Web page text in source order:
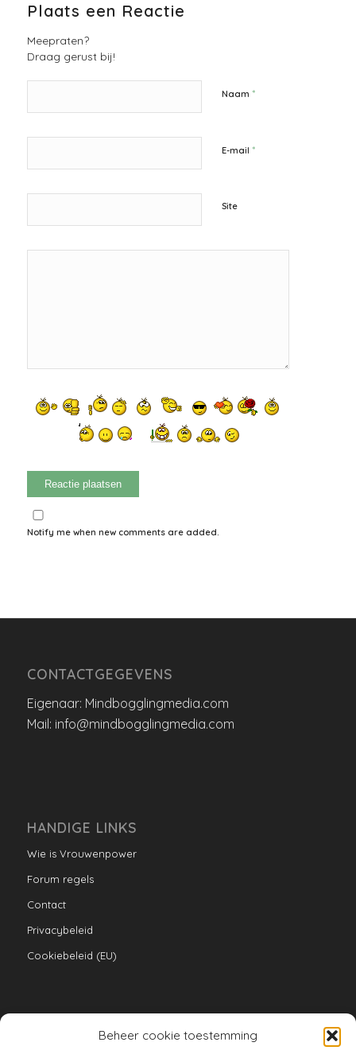
Beheer cookie toestemming
Plaats een Reactie
Meepraten?
Draag gerust bij!
Naam *
E-mail *
Site
Notify me when new comments are added.
CONTACTGEGEVENS
Eigenaar: Mindbogglingmedia.com
Mail: info@mindbogglingmedia.com
HANDIGE LINKS
Wie is Vrouwenpower
Forum regels
Contact
Privacybeleid
Cookiebeleid (EU)